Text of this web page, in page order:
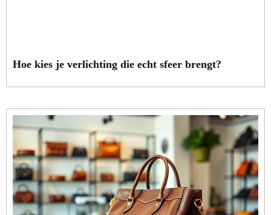
Hoe kies je verlichting die echt sfeer brengt?